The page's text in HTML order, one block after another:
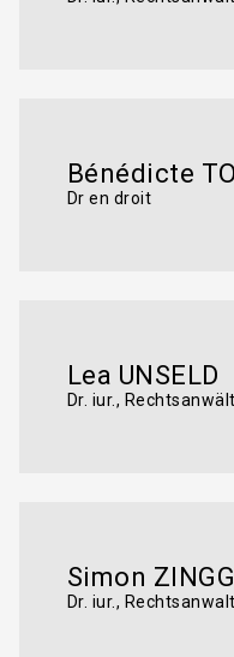
Bénédicte
Dr en droit
Lea UNSELD
Dr. iur.,
Simon ZINGG
Dr. iur., Rechtsanwalt